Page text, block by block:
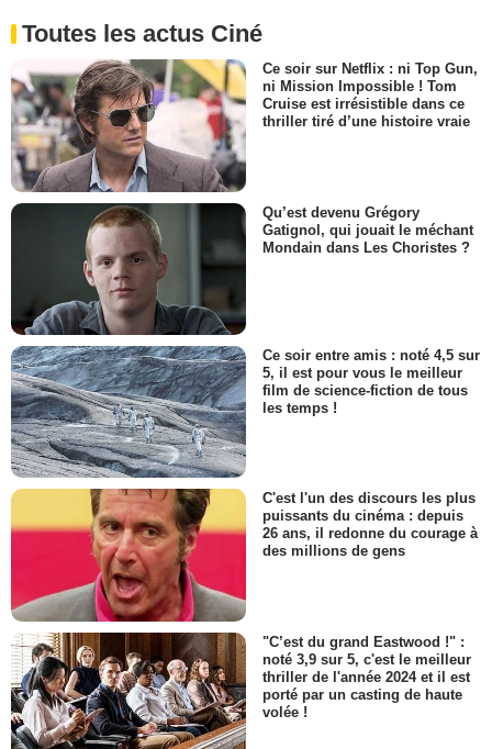
Toutes les actus Ciné
Ce soir sur Netflix : ni Top Gun,
ni Mission Impossible ! Tom
Cruise est irrésistible dans ce
thriller tiré d’une histoire vraie
Qu’est devenu Grégory
Gatignol, qui jouait le méchant
Mondain dans Les Choristes ?
Ce soir entre amis : noté 4,5 sur
5, il est pour vous le meilleur
film de science-fiction de tous
les temps !
C'est l'un des discours les plus
puissants du cinéma : depuis
26 ans, il redonne du courage à
des millions de gens
"C’est du grand Eastwood !" :
noté 3,9 sur 5, c'est le meilleur
thriller de l'année 2024 et il est
porté par un casting de haute
volée !